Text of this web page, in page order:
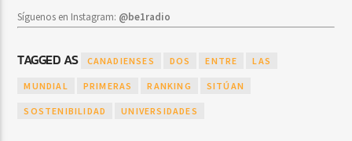
Síguenos en Instagram: @be1radio
TAGGED AS CANADIENSES DOS ENTRE LAS
MUNDIAL PRIMERAS RANKING SITÚAN
SOSTENIBILIDAD UNIVERSIDADES